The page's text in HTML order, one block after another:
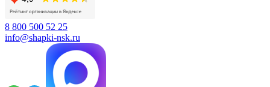
8 800 500 52 25
info@shapki-nsk.ru